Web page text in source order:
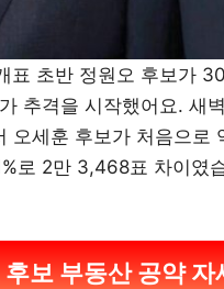
표 초반 정원오 후보가
추격을 시작했어요. 새
세훈 후보가 처음으로
로 2만 3,468표 차이였
보 부동산 공약